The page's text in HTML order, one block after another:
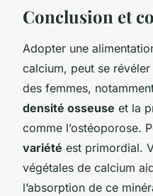
Conclusion et
Adopter une
calcium, peut se
des femmes,
densité osseuse et la
comme l’ostéoporose.
variété est primordial.
végétales de calcium
l’absorption de ce